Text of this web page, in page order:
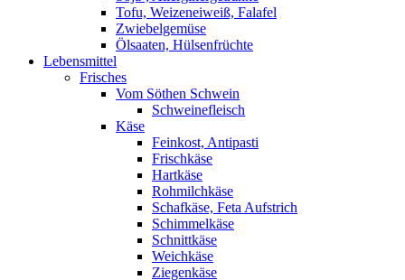
Tofu, Weizeneiweiß, Falafel
Zwiebelgemüse
Ölsaaten, Hülsenfrüchte
Lebensmittel
Frisches
Vom Söthen Schwein
Schweinefleisch
Käse
Feinkost, Antipasti
Frischkäse
Hartkäse
Rohmilchkäse
Schafkäse, Feta Aufstrich
Schimmelkäse
Schnittkäse
Weichkäse
Ziegenkäse